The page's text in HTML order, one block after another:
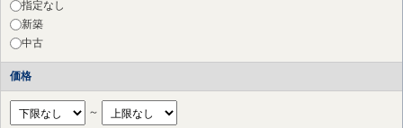
中野区（2件）
杉並区
豊島区
練馬区（1件）
三鷹市
府中市（11件）
調布市（17件）
指定なし
新築
中古
価格
～